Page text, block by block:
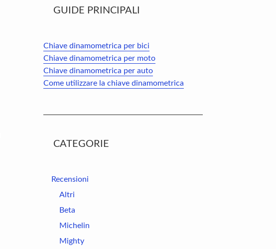
GUIDE PRINCIPALI
Chiave dinamometrica per bici
Chiave dinamometrica per moto
Chiave dinamometrica per auto
Come utilizzare la chiave dinamometrica
CATEGORIE
Recensioni
Altri
Beta
Michelin
Mighty